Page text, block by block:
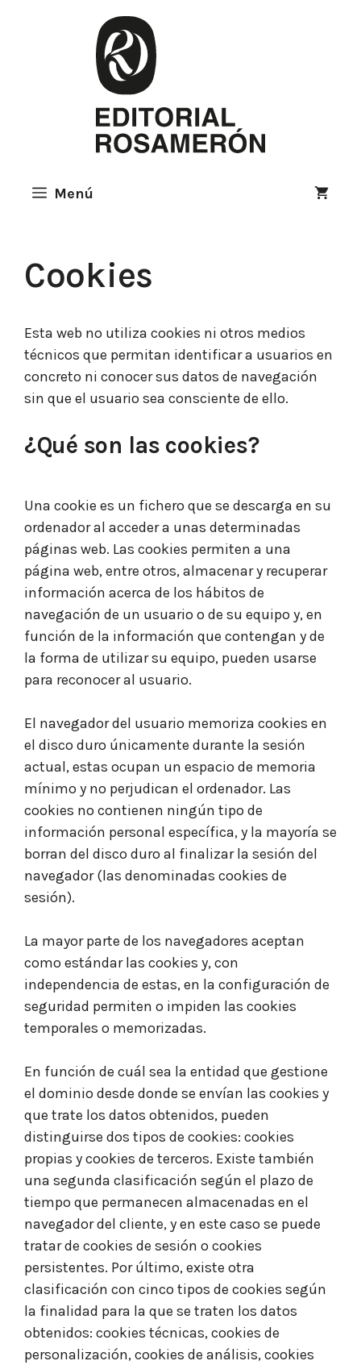
Menú
Cookies
Esta web no utiliza cookies ni otros medios
técnicos que permitan identificar a usuarios en
concreto ni conocer sus datos de navegación
sin que el usuario sea consciente de ello.
¿Qué son las cookies?
Una cookie es un fichero que se descarga en su
ordenador al acceder a unas determinadas
páginas web. Las cookies permiten a una
página web, entre otros, almacenar y recuperar
información acerca de los hábitos de
navegación de un usuario o de su equipo y, en
función de la información que contengan y de
la forma de utilizar su equipo, pueden usarse
para reconocer al usuario.
El navegador del usuario memoriza cookies en
el disco duro únicamente durante la sesión
actual, estas ocupan un espacio de memoria
mínimo y no perjudican el ordenador. Las
cookies no contienen ningún tipo de
información personal específica, y la mayoría se
borran del disco duro al finalizar la sesión del
navegador (las denominadas cookies de
sesión).
La mayor parte de los navegadores aceptan
como estándar las cookies y, con
independencia de estas, en la configuración de
seguridad permiten o impiden las cookies
temporales o memorizadas.
En función de cuál sea la entidad que gestione
el dominio desde donde se envían las cookies y
que trate los datos obtenidos, pueden
distinguirse dos tipos de cookies: cookies
propias y cookies de terceros. Existe también
una segunda clasificación según el plazo de
tiempo que permanecen almacenadas en el
navegador del cliente, y en este caso se puede
tratar de cookies de sesión o cookies
persistentes. Por último, existe otra
clasificación con cinco tipos de cookies según
la finalidad para la que se traten los datos
obtenidos: cookies técnicas, cookies de
personalización, cookies de análisis, cookies